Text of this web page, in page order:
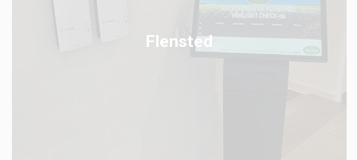
Flensted